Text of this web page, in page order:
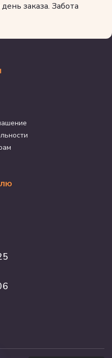
заказа. Забота